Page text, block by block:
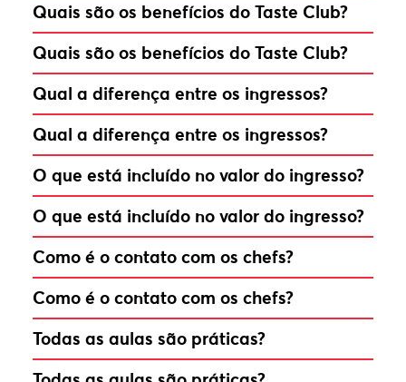
Quais são os benefícios do Taste Club?
Quais são os benefícios do Taste Club?
Qual a diferença entre os ingressos?
Qual a diferença entre os ingressos?
O que está incluído no valor do ingresso?
O que está incluído no valor do ingresso?
Como é o contato com os chefs?
Como é o contato com os chefs?
Todas as aulas são práticas?